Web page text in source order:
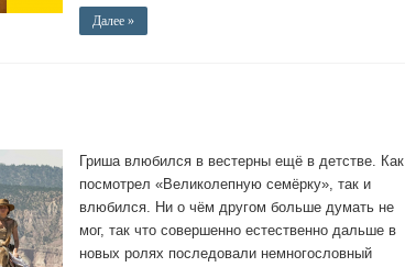
Далее »
Гриша влюбился в вестерны ещё в детстве. Как
посмотрел «Великолепную семёрку», так и
влюбился. Ни о чём другом больше думать не
мог, так что совершенно естественно дальше в
новых ролях последовали немногословный